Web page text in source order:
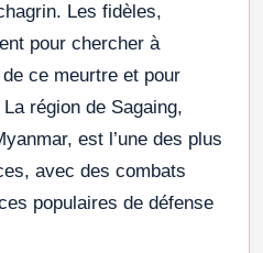
Les fidèles,
pour chercher à
ce meurtre et pour
région de Sagaing,
est l’une des plus
avec des combats
populaires de défense